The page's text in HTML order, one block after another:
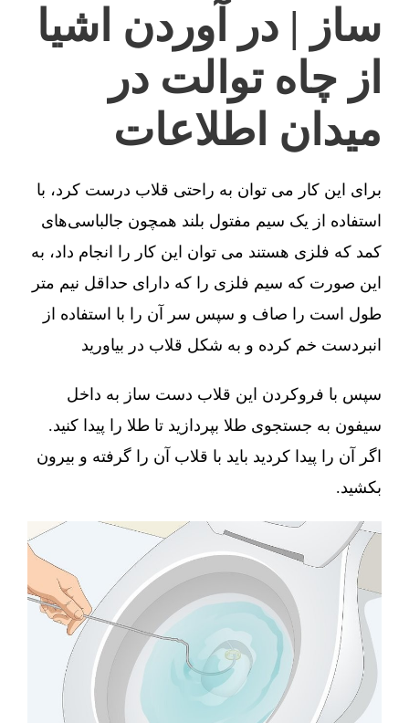
ساز | در آوردن اشیا
از چاه توالت در
میدان اطلاعات
برای این کار می توان به راحتی قلاب درست کرد، با
استفاده از یک سیم مفتول بلند همچون جالباسی‌های
کمد که فلزی هستند می توان این کار را انجام داد، به
این صورت که سیم فلزی را که دارای حداقل نیم متر
طول است را صاف و سپس سر آن را با استفاده از
انبردست خم کرده و به شکل قلاب در بیاورید
سپس با فروکردن این قلاب دست ساز به داخل
سیفون به جستجوی طلا بپردازید تا طلا را پیدا کنید.
اگر آن را پیدا کردید باید با قلاب آن را گرفته و بیرون
بکشید.